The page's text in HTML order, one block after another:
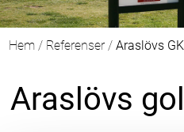
Hem / Referenser /Araslövs GK
Araslövs